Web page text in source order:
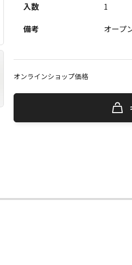
入数
1
備考
オープ
オンラインショップ価格